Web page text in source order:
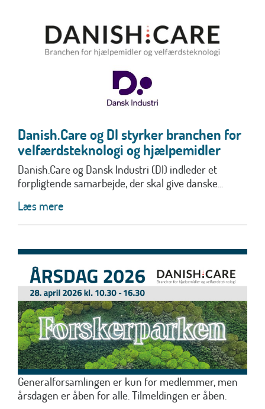
Danish.Care og DI styrker branchen for
velfærdsteknologi og hjælpemidler
Danish.Care og Dansk Industri (DI) indleder et
forpligtende samarbejde, der skal give danske...
Læs mere
Generalforsamlingen er kun for medlemmer, men
årsdagen er åben for alle. Tilmeldingen er åben.